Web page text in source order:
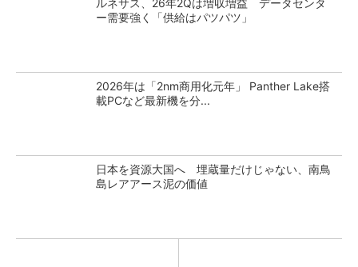
ー需要強く「供給はパツパツ」
2026年は「2nm商用化元年」 Panther Lake搭
載PCなど最新機を分...
日本を資源大国へ 埋蔵量だけじゃない、南鳥
島レアアース泥の価値